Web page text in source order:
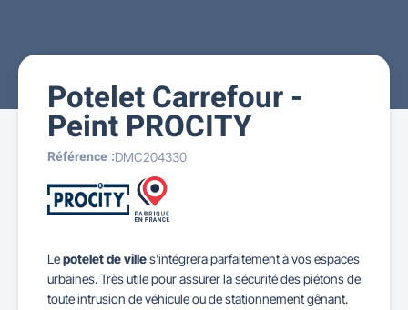
Potelet Carrefour -
Peint PROCITY
Référence :DMC204330
Lepotelet de villes'intégrera parfaitement à vos espaces
urbaines. Très utile pour assurer la sécurité des piétons de
toute intrusion de véhicule ou de stationnement gênant.